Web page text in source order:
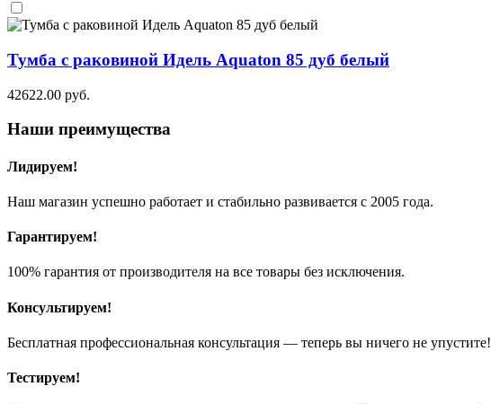
Тумба с раковиной Идель Aquaton 85 дуб белый
42622.00 руб.
Наши преимущества
Лидируем!
Наш магазин успешно работает и стабильно развивается с 2005 года.
Гарантируем!
100% гарантия от производителя на все товары без исключения.
Консультируем!
Бесплатная профессиональная консультация — теперь вы ничего не упустите!
Тестируем!